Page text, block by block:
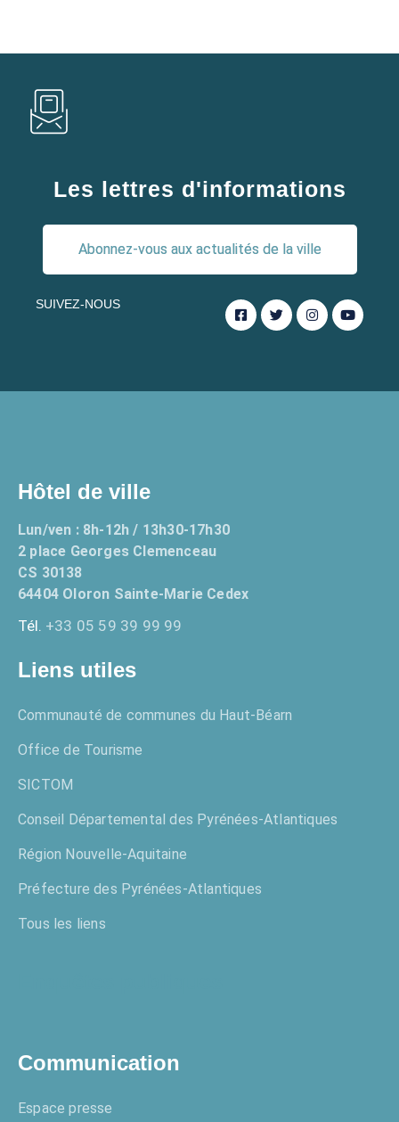
Les lettres d'informations
Abonnez-vous aux actualités de la ville
SUIVEZ-NOUS
Hôtel de ville
Lun/ven : 8h-12h / 13h30-17h30
2 place Georges Clemenceau
CS 30138
64404 Oloron Sainte-Marie Cedex
Tél. +33 05 59 39 99 99
Liens utiles
Communauté de communes du Haut-Béarn
Office de Tourisme
SICTOM
Conseil Départemental des Pyrénées-Atlantiques
Région Nouvelle-Aquitaine
Préfecture des Pyrénées-Atlantiques
Tous les liens
Communication
Espace presse